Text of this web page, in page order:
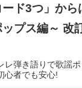
ード3つ」か
プス編～ 改
レ弾き語りで歌謡
心者でも安心!